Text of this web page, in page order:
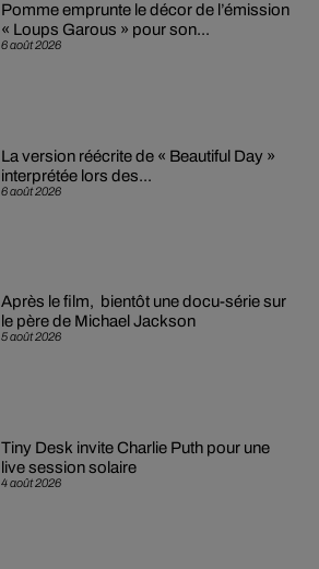
6 août 2026
Pomme emprunte le décor de l’émission
« Loups Garous » pour son...
6 août 2026
La version réécrite de « Beautiful Day »
interprétée lors des...
5 août 2026
Après le film, bientôt une docu-série sur
le père de Michael Jackson
4 août 2026
Tiny Desk invite Charlie Puth pour une
live session solaire